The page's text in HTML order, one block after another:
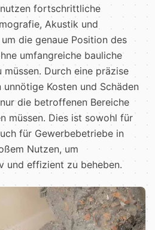
fortschrittliche
Akustik und
die genaue Position des
umfangreiche bauliche
Durch eine präzise
Kosten und Schäden
die betroffenen Bereiche
müssen. Dies ist sowohl für
für Gewerbebetriebe in
Nutzen, um
und effizient zu beheben.